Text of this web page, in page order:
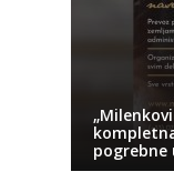
pogrebne